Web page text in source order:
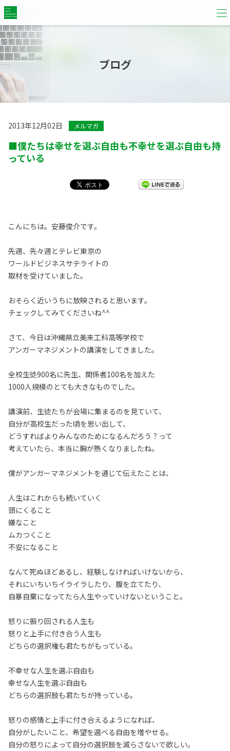
ブログ
2013年12月02日 メルマガ
■僕たちは幸せを選ぶ自由も不幸せを選ぶ自由も持
っている
こんにちは。安藤俊介です。
先週、先々週とテレビ東京の
ワールドビジネスサテライトの
取材を受けていました。
おそらく近いうちに放映されると思います。
チェックしてみてくださいね^^
さて、今日は沖縄県立美来工科高等学校で
アンガーマネジメントの講演をしてきました。
全校生徒900名に先生、関係者100名を加えた
1000人規模のとても大きなものでした。
講演前、生徒たちが会場に集まるのを見ていて、
自分が高校生だった頃を思い出して、
どうすればよりみんなのためになるんだろう？って
考えていたら、本当に胸が熱くなりましたね。
僕がアンガーマネジメントを通じて伝えたことは、
人生はこれからも続いていく
頭にくること
嫌なこと
ムカつくこと
不安になること
なんて死ぬほどあるし、経験しなければいけないから、
それにいちいちイライラしたり、腹を立てたり、
自暴自棄になってたら人生やっていけないということ。
怒りに振り回される人生も
怒りと上手に付き合う人生も
どちらの選択権も君たちがもっている。
不幸せな人生を選ぶ自由も
幸せな人生を選ぶ自由も
どちらの選択肢も君たちが持っている。
怒りの感情と上手に付き合えるようになれば、
自分がしたいこと、希望を選べる自由を増やせる。
自分の怒りによって自分の選択肢を減らさないで欲しい。